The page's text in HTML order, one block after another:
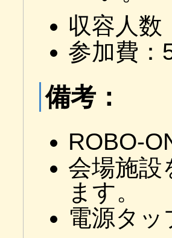
収容人数
参加費：
備考：
ROBO-
会場施設
ます。
電源タ